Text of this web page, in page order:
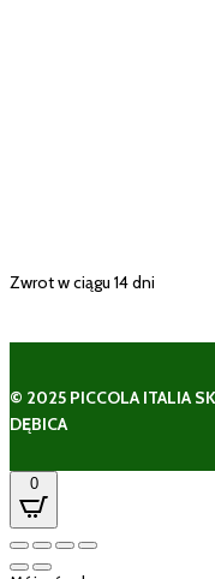
Zwrot w ciągu 14 dni
© 2025 PICCOLA ITALIA
DĘBICA
0